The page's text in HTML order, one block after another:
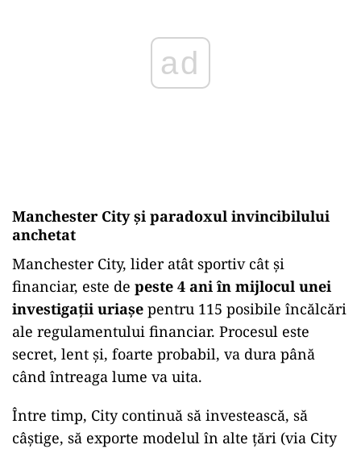
ad
Manchester City și paradoxul invincibilului
anchetat
Manchester City, lider atât sportiv cât și
financiar, este de peste 4 ani în mijlocul unei
investigații uriașe pentru 115 posibile încălcări
ale regulamentului financiar. Procesul este
secret, lent și, foarte probabil, va dura până
când întreaga lume va uita.
Între timp, City continuă să investească, să
câștige, să exporte modelul în alte țări (via City